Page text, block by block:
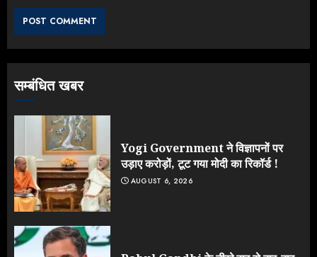
सम्बंधित खबर
Yogi Government ने विज्ञापनों पर
उड़ाए करोड़ों, टूट गया मोदी का रिकॉर्ड !
AUGUST 6, 2026
4
JULY 19, 2026